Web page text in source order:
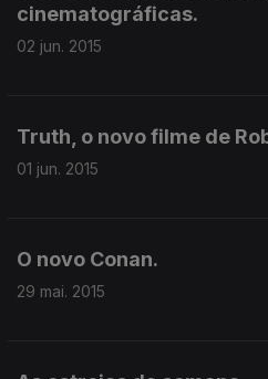
cinematográficas.
02 jun. 2015
Truth, o novo filme de
01 jun. 2015
O novo Conan.
29 mai. 2015